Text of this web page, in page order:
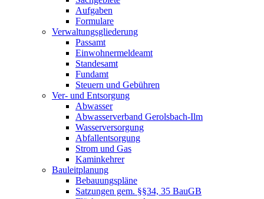
Aufgaben
Formulare
Verwaltungsgliederung
Passamt
Einwohnermeldeamt
Standesamt
Fundamt
Steuern und Gebühren
Ver- und Entsorgung
Abwasser
Abwasserverband Gerolsbach-Ilm
Wasserversorgung
Abfallentsorgung
Strom und Gas
Kaminkehrer
Bauleitplanung
Bebauungspläne
Satzungen gem. §§34, 35 BauGB